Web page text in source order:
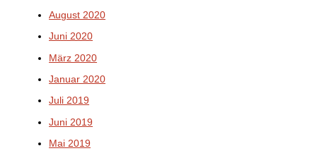
August 2020
Juni 2020
März 2020
Januar 2020
Juli 2019
Juni 2019
Mai 2019